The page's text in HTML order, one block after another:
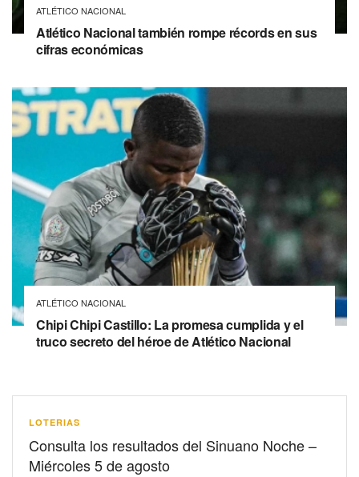
ATLÉTICO NACIONAL
Atlético Nacional también rompe récords en sus
cifras económicas
ATLÉTICO NACIONAL
Chipi Chipi Castillo: La promesa cumplida y el
truco secreto del héroe de Atlético Nacional
LOTERIAS
Consulta los resultados del Sinuano Noche –
Miércoles 5 de agosto